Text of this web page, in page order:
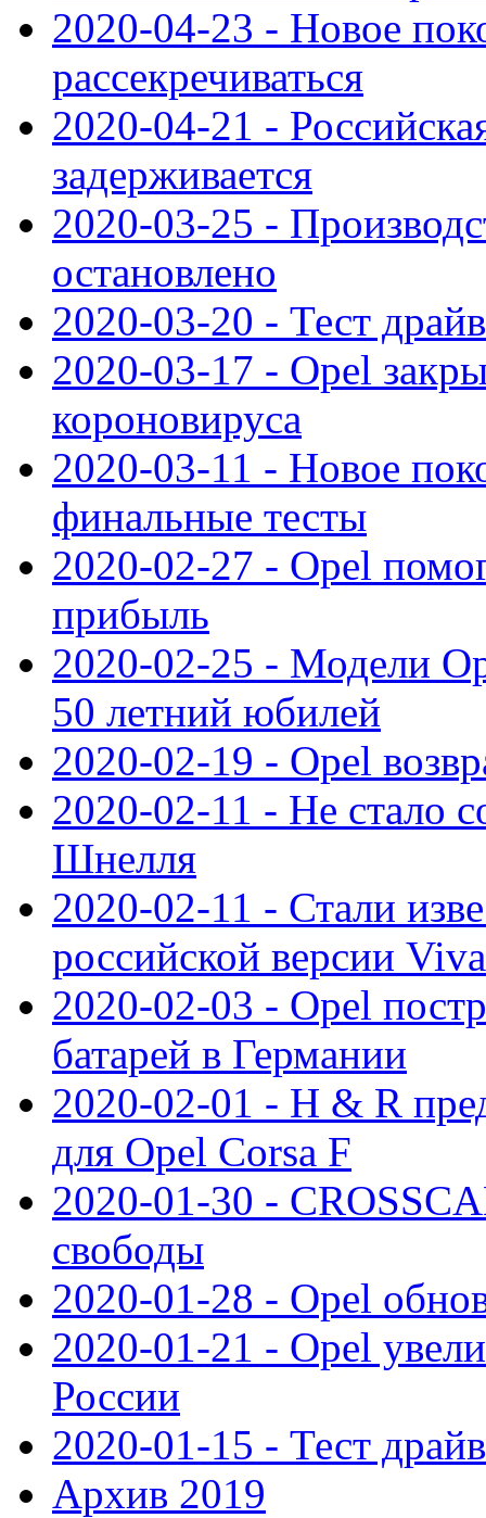
2020-04-23 - Новое
рассекречиваться
2020-04-21 -
задерживается
2020-03-25 -
остановлено
2020-03-20 - Тест
2020-03-17 - Opel
короновируса
2020-03-11 - Новое
финальные тесты
2020-02-27 - Opel
прибыль
2020-02-25 - Модели
50 летний юбилей
2020-02-19 - Opel
2020-02-11 - Не стало
Шнелля
2020-02-11 - Стали
российской версии
2020-02-03 - Opel
батарей в Германии
2020-02-01 - H & R
для Opel Corsa F
2020-01-30 -
свободы
2020-01-28 - Opel
2020-01-21 - Opel
России
2020-01-15 - Тест
Архив 2019